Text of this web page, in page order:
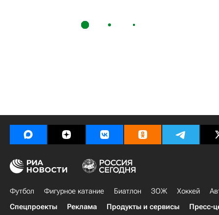
Футбол Фигурное катание Биатлон ЗОЖ Хоккей
Спецпроекты
Реклама Продукты и сервисы Пресс-